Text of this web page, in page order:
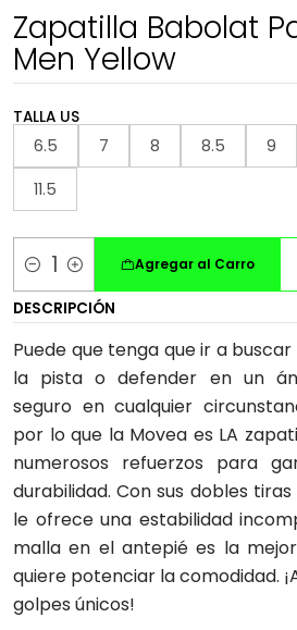
Zapatilla Babolat
Men Yellow
TALLA US
6.5 7 8 8.5 9
11.5
Cantidad
Agregar al Carro
DESCRIPCIÓN
Puede que tenga que ir a
la pista o defender en un
seguro en cualquier
por lo que la Movea es LA
numerosos refuerzos para
durabilidad. Con sus dobles
le ofrece una estabilidad
malla en el antepié es la
quiere potenciar la comodidad.
golpes únicos!